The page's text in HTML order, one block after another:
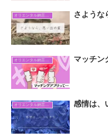
オリエンタル納言日常日記 さような
オリエンタル納言日常日記 マッチン
オリエンタル納言日常日記 感情は、